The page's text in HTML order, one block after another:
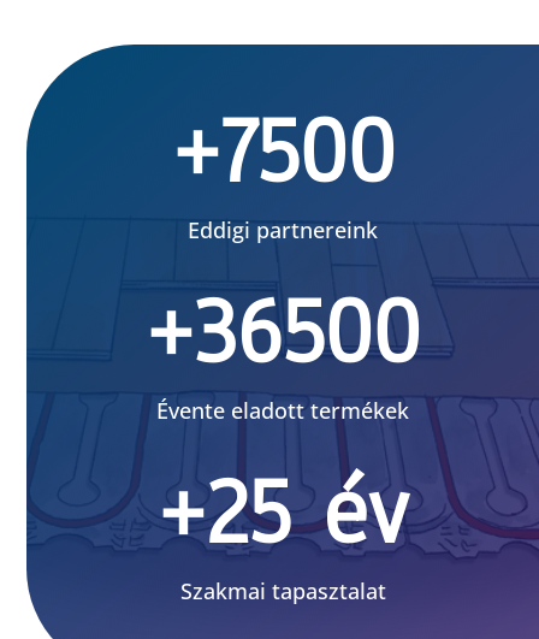
+7500
Eddigi partnereink
+36500
Évente eladott termékek
+25 év
Szakmai tapasztalat